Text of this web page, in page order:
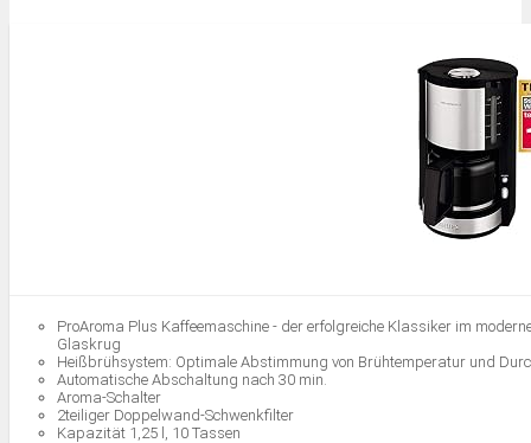
ProAroma Plus Kaffeemaschine - der erfolgreiche Klassiker im
Glaskrug
Heißbrühsystem: Optimale Abstimmung von Brühtemperatur und
Automatische Abschaltung nach 30 min.
Aroma-Schalter
2teiliger Doppelwand-Schwenkfilter
Kapazität 1,25 l, 10 Tassen